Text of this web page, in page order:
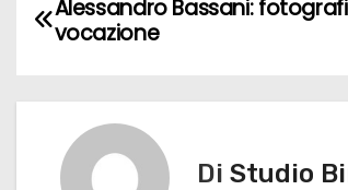
b
o
k
d
n
vi
v
Alessandro Bassani:
vocazione
Di Studio